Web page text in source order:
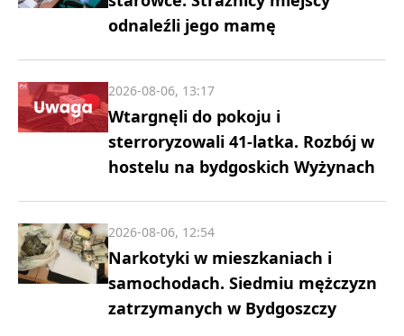
odnaleźli jego mamę
Wtargnęli do pokoju i
sterroryzowali 41-latka. Rozbój w
hostelu na bydgoskich Wyżynach
2026-08-06, 13:17
Narkotyki w mieszkaniach i
samochodach. Siedmiu mężczyzn
zatrzymanych w Bydgoszczy
2026-08-06, 12:54